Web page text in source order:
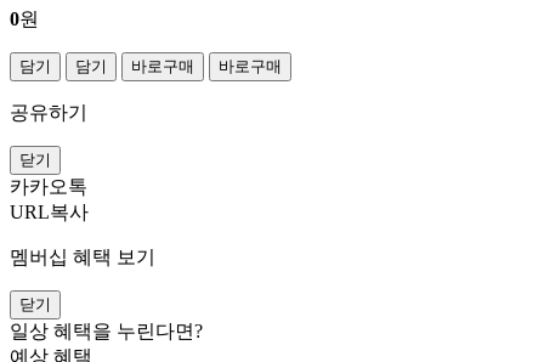
0원
담기 담기 바로구매 바로구매
공유하기
닫기
카카오톡
URL복사
멤버십 혜택 보기
닫기
일상 혜택을 누린다면?
예상 혜택